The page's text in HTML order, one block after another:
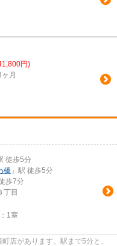
円)
月
徒歩5分
橋 」駅 徒歩5分
歩7分
丁目
1室
店があります。駅まで5分と、